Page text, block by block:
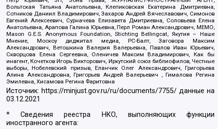
Вольтская Татьяна Анатольевна, Клепиковская Екатерина Дмитриевна,
Сотников Даниил Владимирович, Захаров Андрей Вячеславович, Симонов
Евгений Алексеевич, Сурначева Елизавета Дмитриевна, Соловьева Елена
Анатольевна, Арапова Галина Юрьевна, Перл Роман Александрович, МЕМО,
Mason G.E.S. Anonymous Foundation, Stichting Bellingcat, Якутия – Наше
Мнение, Москоу диджитал медиа, РС-Балт, Заговора Максим
Александрович, Ветошкина Валерия Валерьевна, Павлов Иван Юрьевич,
Скворцова Елена Сергеевна, Оленичев Максим Владимирович, Как бы
инагент, Кочетков Игорь Викторович, Иркутский союз библиофилов, Честные
выборы, Нобелевский призыв, Еланчик Олег Александрович, Григорьева
Алина Александровна, Григорьев Андрей Валерьевич , Гималова Регина
Эмилевна, Хисамова Регина Фаритовна
Источник: https://minjust.gov.ru/ru/documents/7755/ данные на
03.12.2021
* Сведения реестра НКО, выполняющих функции
иностранного агента: